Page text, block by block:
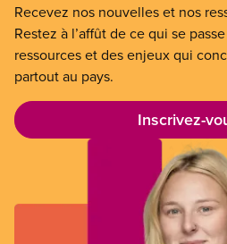
Recevez nos nouvelles et nos
Restez à l’affût de ce qui se
ressources et des enjeux qui
partout au pays.
Inscrivez-